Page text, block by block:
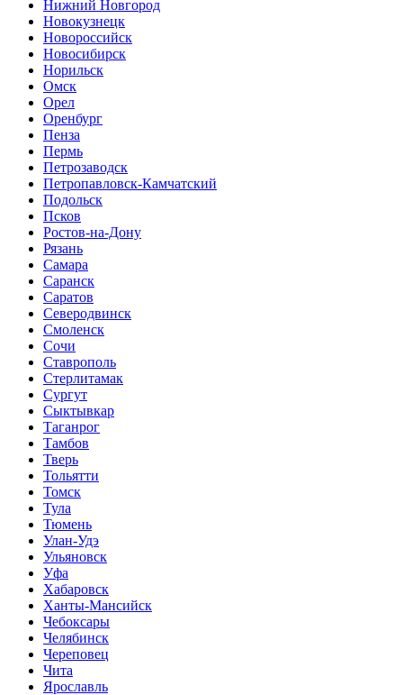
Нижний Новгород
Новокузнецк
Новороссийск
Новосибирск
Норильск
Омск
Орел
Оренбург
Пенза
Пермь
Петрозаводск
Петропавловск-Камчатский
Подольск
Псков
Ростов-на-Дону
Рязань
Самара
Саранск
Саратов
Северодвинск
Смоленск
Сочи
Ставрополь
Стерлитамак
Сургут
Сыктывкар
Таганрог
Тамбов
Тверь
Тольятти
Томск
Тула
Тюмень
Улан-Удэ
Ульяновск
Уфа
Хабаровск
Ханты-Мансийск
Чебоксары
Челябинск
Череповец
Чита
Ярославль